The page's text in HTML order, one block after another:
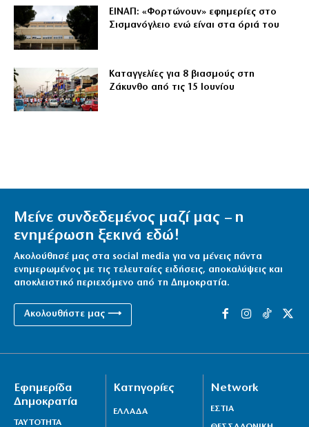
ΕΙΝΑΠ: «Φορτώνουν» εφημερίες στο
Σισμανόγλειο ενώ είναι στα όριά του
Καταγγελίες για 8 βιασμούς στη
Ζάκυνθο από τις 15 Ιουνίου
Μείνε συνδεδεμένος μαζί μας – η
ενημέρωση ξεκινά εδώ!
Ακολούθησέ μας στα social media για να μένεις πάντα
ενημερωμένος με τις τελευταίες ειδήσεις, αποκαλύψεις και
αποκλειστικό περιεχόμενο από τη Δημοκρατία.
Ακολουθήστε μας ⟶
Εφημερίδα
Δημοκρατία
ΤΑΥΤΟΤΗΤΑ
Κατηγορίες
ΕΛΛΑΔΑ
Network
ΕΣΤΙΑ